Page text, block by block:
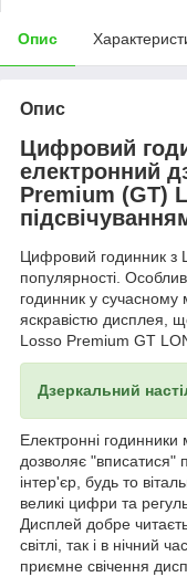
Опис
Опис
Цифровий
електронний
Premium (GT)
Цифровий годинник з
популярності.
годинник у
яскравістю дисплея,
Losso Premium GT
Дзеркальний
Електронні
дозволяє "вписатися"
інтер'єр, будь то
великі цифри та
Дисплей добре
світлі, так і в нічний
приємне свічення